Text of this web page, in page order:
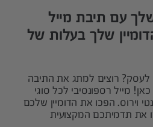
עם תיבת מייל
שלך בעלות של
לעסק? רוצים למתג את התיבה
מייל רספונסיבי לכל סוגי
וירוס. הפכו את הדומיין שלכם
תדמיתכם המקצועית